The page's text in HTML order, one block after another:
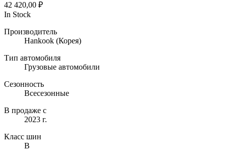
42 420,00 ₽
In Stock
Производитель
Hankook (Корея)
Тип автомобиля
Грузовые автомобили
Сезонность
Всесезонные
В продаже с
2023 г.
Класс шин
B